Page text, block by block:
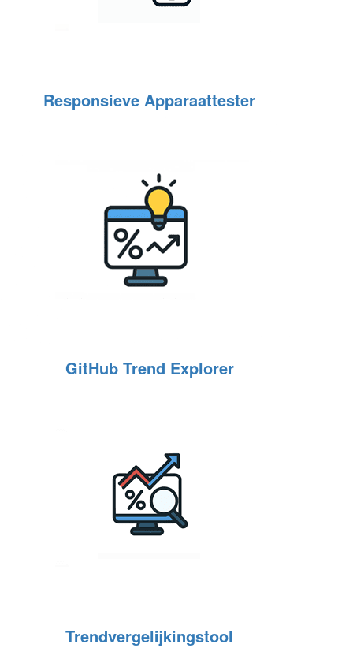
Responsieve Apparaattester
GitHub Trend Explorer
Trendvergelijkingstool